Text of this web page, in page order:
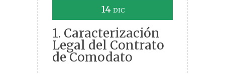
14 DIC
1. Caracterización
Legal del Contrato
de Comodato